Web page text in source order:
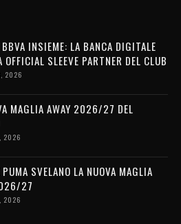
INSIEME: LA BANCA DIGITALE
OFFICIAL SLEEVE PARTNER DEL CLUB
2026
MAGLIA AWAY 2026/27 DEL
2026
SVELANO LA NUOVA MAGLIA
27
2026